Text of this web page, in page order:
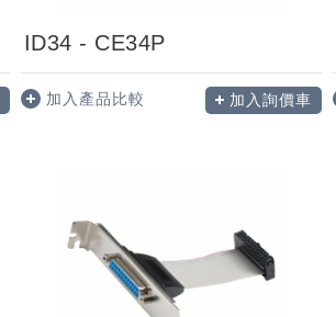
ID34 - CE34P
加入產品比較 加入詢價車